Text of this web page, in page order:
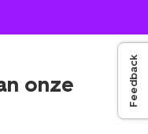
onze
Feedback